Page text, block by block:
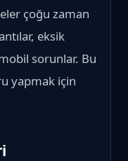
çoğu zaman
eksik
sorunlar. Bu
yapmak için